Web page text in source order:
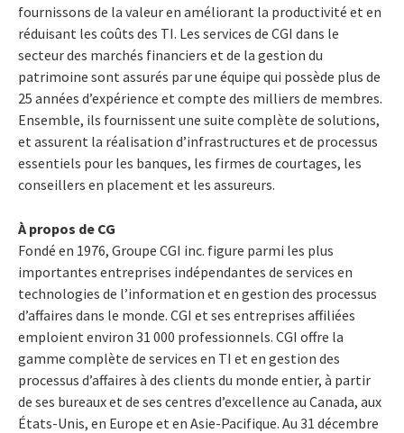
fournissons de la valeur en améliorant la productivité et en
réduisant les coûts des TI. Les services de CGI dans le
secteur des marchés financiers et de la gestion du
patrimoine sont assurés par une équipe qui possède plus de
25 années d’expérience et compte des milliers de membres.
Ensemble, ils fournissent une suite complète de solutions,
et assurent la réalisation d’infrastructures et de processus
essentiels pour les banques, les firmes de courtages, les
conseillers en placement et les assureurs.
À propos de CG
Fondé en 1976, Groupe CGI inc. figure parmi les plus
importantes entreprises indépendantes de services en
technologies de l’information et en gestion des processus
d’affaires dans le monde. CGI et ses entreprises affiliées
emploient environ 31 000 professionnels. CGI offre la
gamme complète de services en TI et en gestion des
processus d’affaires à des clients du monde entier, à partir
de ses bureaux et de ses centres d’excellence au Canada, aux
États-Unis, en Europe et en Asie-Pacifique. Au 31 décembre